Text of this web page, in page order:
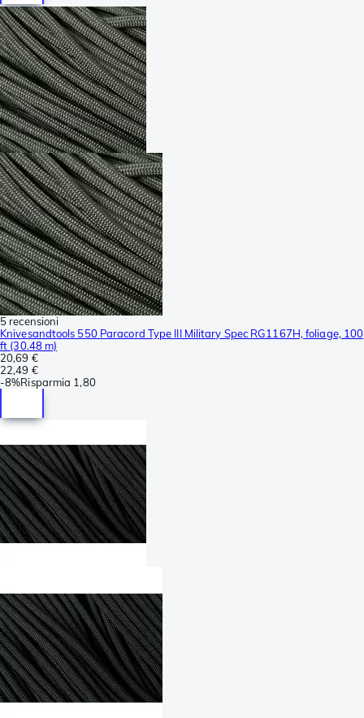
5 recensioni
Knivesandtools 550 Paracord Type III Military Spec RG1167H, foliage, 100
ft (30.48 m)
20,69 €
22,49 €
-8%Risparmia 1,80